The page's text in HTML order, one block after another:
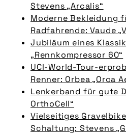
Stevens „Arcalis“
Moderne Bekleidung
Radfahrende: Vaude
Jubiläum eines
„Rennkompressor 60“
UCI-World-Tour-
Renner: Orbea „Orca
Lenkerband für gute
OrthoCell“
Vielseitiges
Schaltung: Stevens